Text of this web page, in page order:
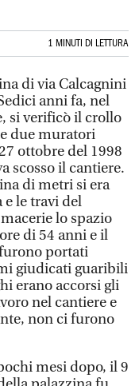
1 MINUTI DI LETTURA
di via Calcagnini
anni fa, nel
si verificò il crollo
due muratori
ottobre del 1998
scosso il cantiere.
di metri si era
le travi del
lo spazio
di 54 anni e il
portati
giudicati guaribili
erano accorsi gli
nel cantiere e
non ci furono
mesi dopo, il 9